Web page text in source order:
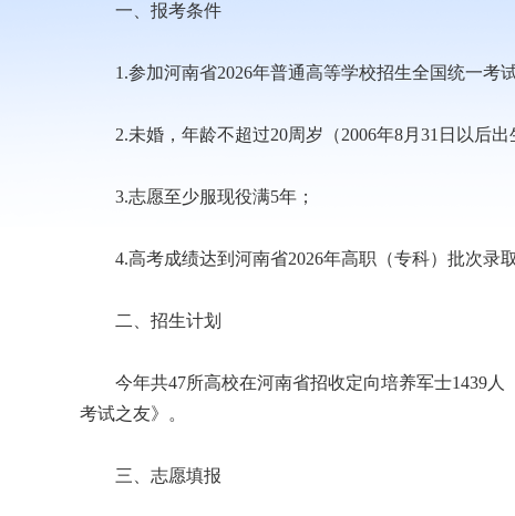
一、报考条件
1.参加河南省2026年普通高等学校招生全国统一考试
2.未婚，年龄不超过20周岁（2006年8月31日以后出
3.志愿至少服现役满5年；
4.高考成绩达到河南省2026年高职（专科）批次录取
二、招生计划
今年共47所高校在河南省招收定向培养军士1439人
考试之友》。
三、志愿填报